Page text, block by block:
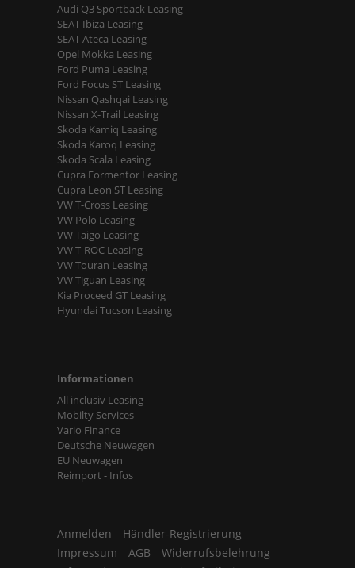
Audi Q3 Sportback Leasing
SEAT Ibiza Leasing
SEAT Ateca Leasing
Opel Mokka Leasing
Ford Puma Leasing
Ford Focus ST Leasing
Nissan Qashqai Leasing
Nissan X-Trail Leasing
Skoda Kamiq Leasing
Skoda Karoq Leasing
Skoda Scala Leasing
Cupra Formentor Leasing
Cupra Leon ST Leasing
VW T-Cross Leasing
VW Polo Leasing
VW Taigo Leasing
VW T-ROC Leasing
VW Touran Leasing
VW Tiguan Leasing
Kia Proceed GT Leasing
Hyundai Tucson Leasing
Informationen
All inclusiv Leasing
Mobilty Services
Vario Finance
Deutsche Neuwagen
EU Neuwagen
Reimport - Infos
Anmelden
Händler-Registrierung
Impressum
AGB
Widerrufsbelehrung